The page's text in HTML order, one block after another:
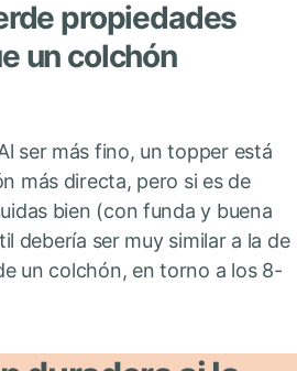
propiedades
un colchón
ser más fino, un topper está
más directa, pero si es de
bien (con funda y buena
debería ser muy similar a la de
un colchón, en torno a los 8-